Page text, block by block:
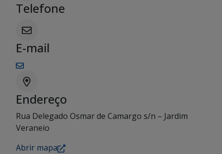
Telefone
E-mail
Endereço
Rua Delegado Osmar de Camargo s/n – Jardim
Veraneio
Abrir mapa